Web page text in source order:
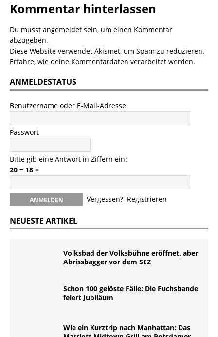
Kommentar hinterlassen
Du musst angemeldet sein, um einen Kommentar
abzugeben.
Diese Website verwendet Akismet, um Spam zu reduzieren.
Erfahre, wie deine Kommentardaten verarbeitet werden.
ANMELDESTATUS
Benutzername oder E-Mail-Adresse
Passwort
Bitte gib eine Antwort in Ziffern ein:
20 − 18 =
Vergessen? Registrieren
NEUESTE ARTIKEL
Volksbad der Volksbühne eröffnet, aber
Abrissbagger vor dem SEZ
Schon 100 gelöste Fälle: Die Fuchsbande
feiert Jubiläum
Wie ein Kurztrip nach Manhattan: Das